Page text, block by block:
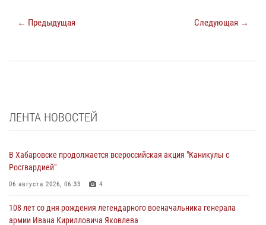
← Предыдущая Следующая →
ЛЕНТА НОВОСТЕЙ
В Хабаровске продолжается всероссийская акция "Каникулы с
Росгвардией"
06 августа 2026, 06:33 4
108 лет со дня рождения легендарного военачальника генерала
армии Ивана Кирилловича Яковлева